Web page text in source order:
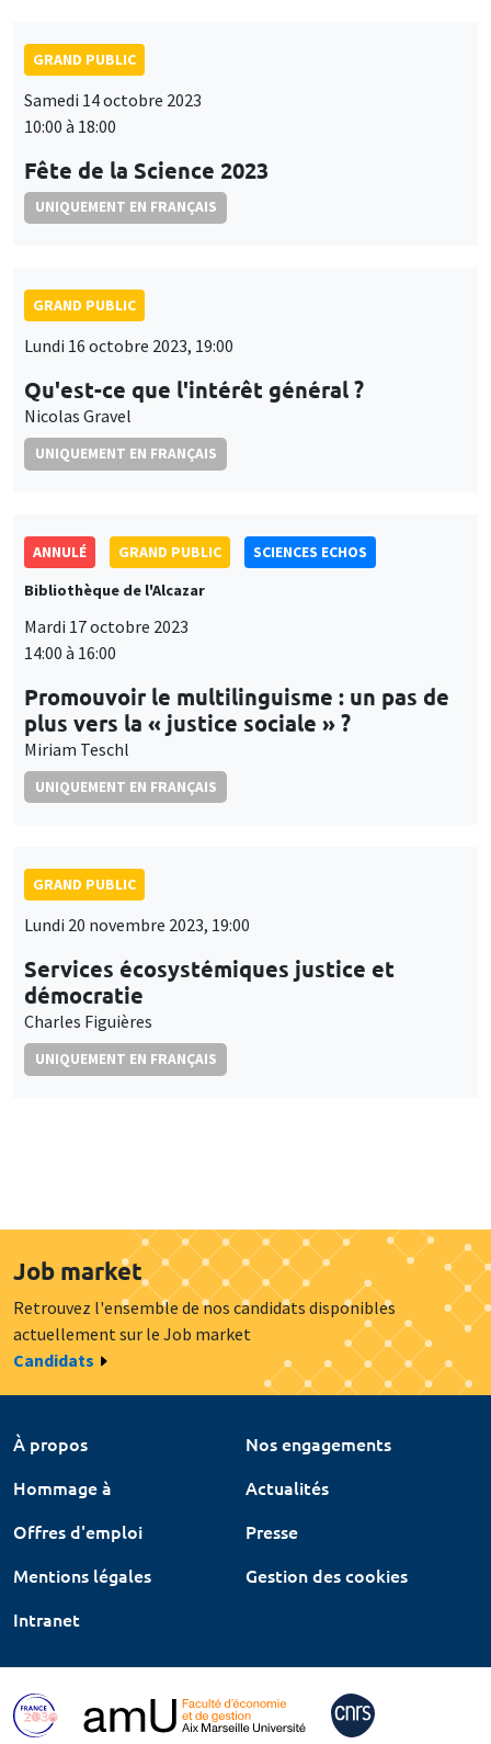
GRAND PUBLIC
Samedi 14 octobre 2023
10:00 à 18:00
Fête de la Science 2023
UNIQUEMENT EN FRANÇAIS
GRAND PUBLIC
Lundi 16 octobre 2023, 19:00
Qu'est-ce que l'intérêt général ?
Nicolas Gravel
UNIQUEMENT EN FRANÇAIS
ANNULÉ GRAND PUBLIC
SCIENCES ECHOS
Bibliothèque de l'Alcazar
Mardi 17 octobre 2023
14:00 à 16:00
Promouvoir le multilinguisme : un pas de
plus vers la « justice sociale » ?
Miriam Teschl
UNIQUEMENT EN FRANÇAIS
GRAND PUBLIC
Lundi 20 novembre 2023, 19:00
Services écosystémiques justice et
démocratie
Charles Figuières
UNIQUEMENT EN FRANÇAIS
Job market
Retrouvez l'ensemble de nos candidats disponibles
actuellement sur le Job market
Candidats
À propos
Nos engagements
Hommage à
Actualités
Offres d'emploi
Presse
Mentions légales
Gestion des cookies
Intranet